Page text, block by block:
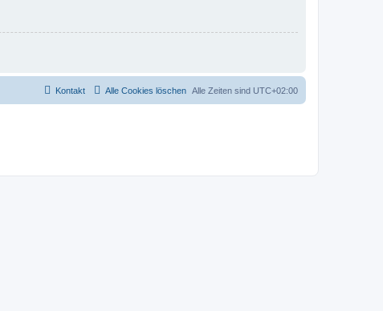
Alle Zeiten sind UTC+02:00
Alle Cookies löschen
Kontakt